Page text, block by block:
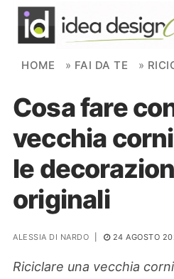
Skip to content
NOVITÀ
AMBIENTI
FAI DA TE
PIANTE
Ortaggio
HOME » FAI DA TE »
Cosa fare
vecchia
le
originali
ALESSIA DI NARDO 24 AGOSTO
Riciclare una vecchia